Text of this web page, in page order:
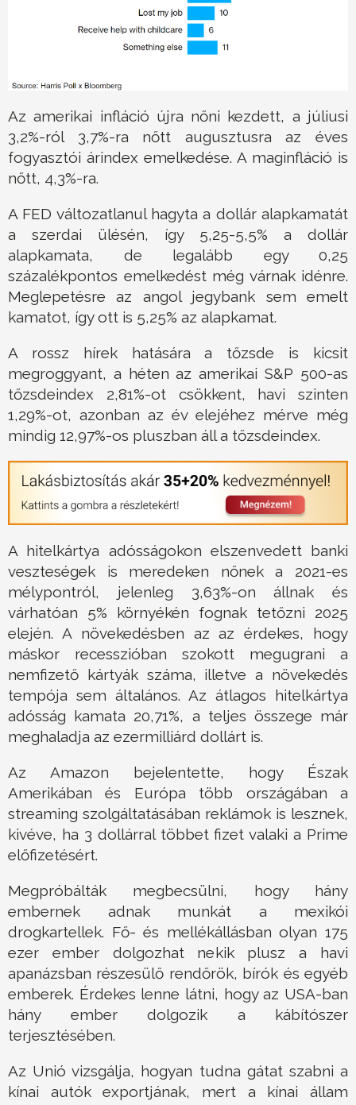
Az amerikai infláció újra nőni kezdett, a júliusi
3,2%-ról 3,7%-ra nőtt augusztusra az éves
fogyasztói árindex emelkedése. A maginfláció is
nőtt, 4,3%-ra.
A FED változatlanul hagyta a dollár alapkamatát
a szerdai ülésén, így 5,25-5,5% a dollár
alapkamata, de legalább egy 0,25
százalékpontos emelkedést még várnak idénre.
Meglepetésre az angol jegybank sem emelt
kamatot, így ott is 5,25% az alapkamat.
A rossz hírek hatására a tőzsde is kicsit
megroggyant, a héten az amerikai S&P 500-as
tőzsdeindex 2,81%-ot csökkent, havi szinten
1,29%-ot, azonban az év elejéhez mérve még
mindig 12,97%-os pluszban áll a tőzsdeindex.
A hitelkártya adósságokon elszenvedett banki
veszteségek is meredeken nőnek a 2021-es
mélypontról, jelenleg 3,63%-on állnak és
várhatóan 5% környékén fognak tetőzni 2025
elején. A növekedésben az az érdekes, hogy
máskor recesszióban szokott megugrani a
nemfizető kártyák száma, illetve a növekedés
tempója sem általános. Az átlagos hitelkártya
adósság kamata 20,71%, a teljes összege már
meghaladja az ezermilliárd dollárt is.
Az Amazon bejelentette, hogy Észak
Amerikában és Európa több országában a
streaming szolgáltatásában reklámok is lesznek,
kivéve, ha 3 dollárral többet fizet valaki a Prime
előfizetésért.
Megpróbálták megbecsülni, hogy hány
embernek adnak munkát a mexikói
drogkartellek. Fő- és mellékállásban olyan 175
ezer ember dolgozhat nekik plusz a havi
apanázsban részesülő rendőrök, bírók és egyéb
emberek. Érdekes lenne látni, hogy az USA-ban
hány ember dolgozik a kábítószer
terjesztésében.
Az Unió vizsgálja, hogyan tudna gátat szabni a
kínai autók exportjának, mert a kínai állam